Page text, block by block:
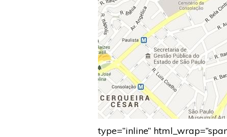
type=”inline”